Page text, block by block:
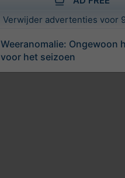
Verwijder advertenties voor
Weeranomalie: Ongewoon
voor het seizoen